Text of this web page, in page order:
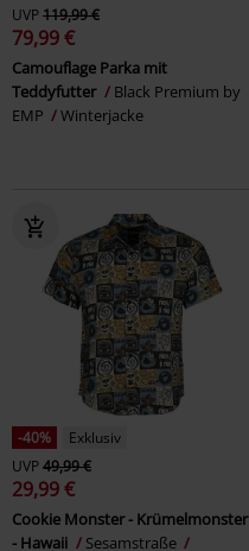
UVP119,99 €
79,99 €
Camouflage Parka mit
Teddyfutter
Black Premium by
EMP
Winterjacke
-40%
Exklusiv
UVP49,99 €
29,99 €
Cookie Monster - Krümelmonster
- Hawaii
Sesamstraße